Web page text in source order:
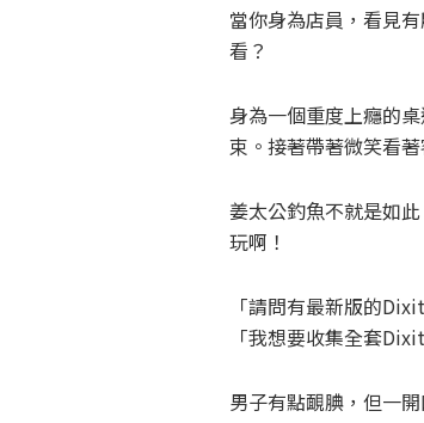
當你身為店員，看見
看？
身為一個重度上癮的
束。接著帶著微笑看
姜太公釣魚不就是如
玩啊！
「請問有最新版的
「我想要收集全套
男子有點靦腆，但一